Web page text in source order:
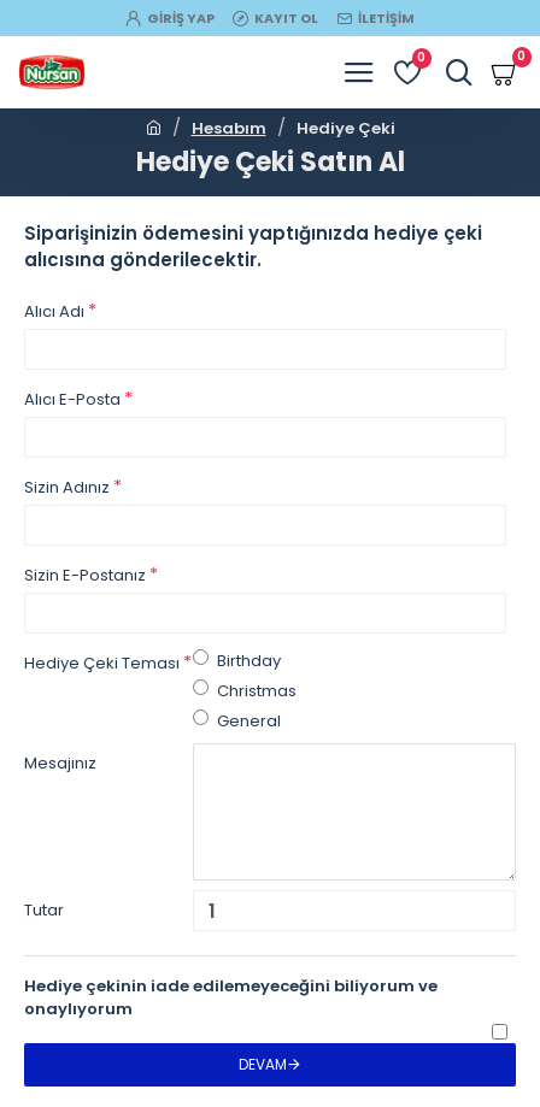
GIRIŞ YAP KAYIT OL İLETIŞIM
0 0
Hesabım Hediye Çeki
Hediye Çeki Satın Al
Siparişinizin ödemesini yaptığınızda hediye çeki
alıcısına gönderilecektir.
Alıcı Adı
Alıcı E-Posta
Sizin Adınız
Sizin E-Postanız
Hediye Çeki Teması
Birthday
Christmas
General
Mesajınız
Tutar
Hediye çekinin iade edilemeyeceğini biliyorum ve
onaylıyorum
DEVAM